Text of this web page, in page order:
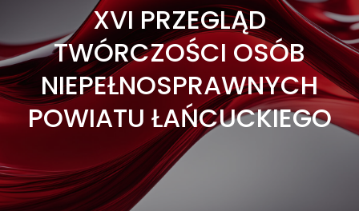
XVI PRZEGLĄD
TWÓRCZOŚCI OSÓB
NIEPEŁNOSPRAWNYCH
POWIATU ŁAŃCUCKIEGO